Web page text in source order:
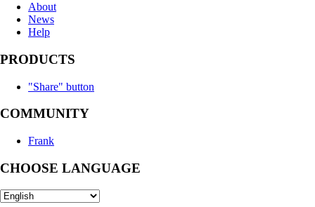
About
News
Help
PRODUCTS
"Share" button
COMMUNITY
Frank
CHOOSE LANGUAGE